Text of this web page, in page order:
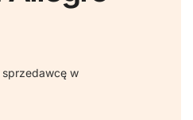
sprzedawcę w